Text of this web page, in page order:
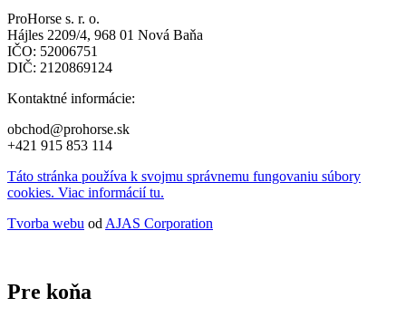
ProHorse s. r. o.
Hájles 2209/4, 968 01 Nová Baňa
IČO: 52006751
DIČ: 2120869124
Kontaktné informácie:
obchod@prohorse.sk
+421 915 853 114
Táto stránka používa k svojmu správnemu fungovaniu súbory
cookies. Viac informácií tu.
Tvorba webu od AJAS Corporation
Pre koňa